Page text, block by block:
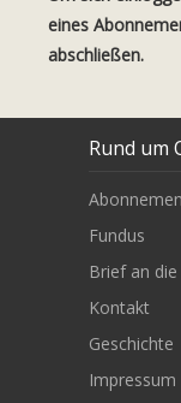
eines
abschließen.
Rund um
Fundus
Brief an
Kontakt
Geschichte
Impressum